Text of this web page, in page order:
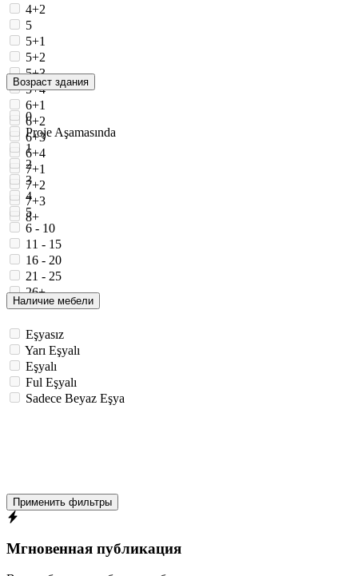
4+2
5
5+1
5+2
5+3
5+4
6+1
6+2
6+3
6+4
7+1
7+2
7+3
8+
Возраст здания
0
Proje Aşamasında
1
2
3
4
5
6 - 10
11 - 15
16 - 20
21 - 25
26+
Наличие мебели
Eşyasız
Yarı Eşyalı
Eşyalı
Ful Eşyalı
Sadece Beyaz Eşya
Применить фильтры
Мгновенная публикация